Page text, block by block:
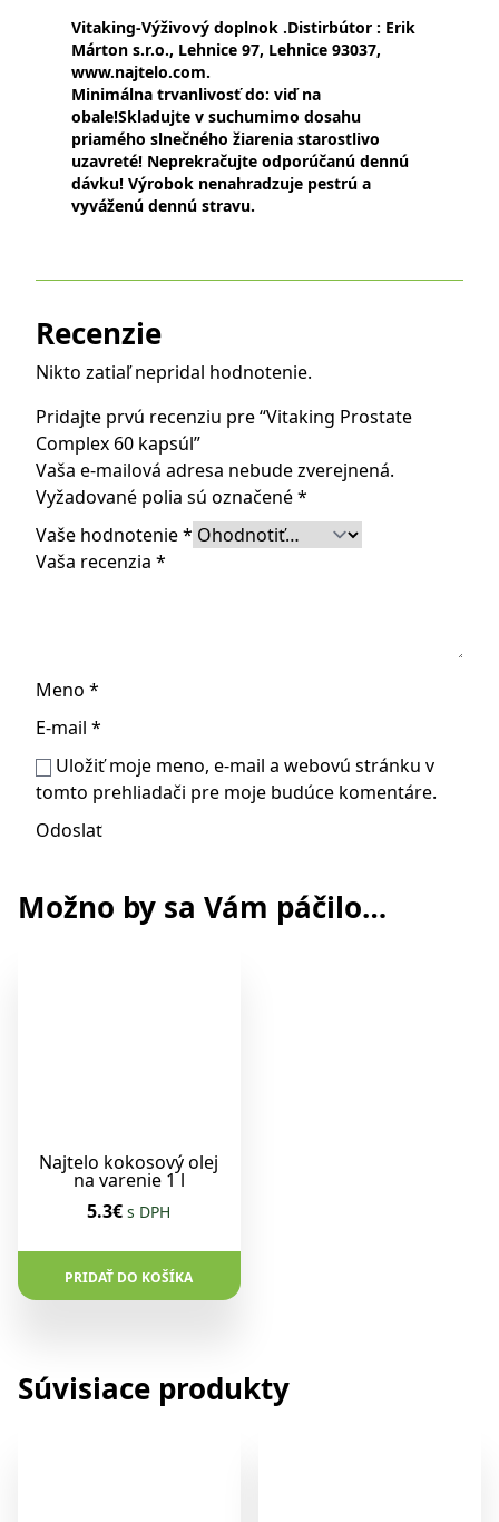
Vitaking-Výživový doplnok .Distirbútor : Erik
Márton s.r.o., Lehnice 97, Lehnice 93037,
www.najtelo.com.
Minimálna trvanlivosť do: viď na
obale!Skladujte v suchumimo dosahu
priamého slnečného žiarenia starostlivo
uzavreté! Neprekračujte odporúčanú dennú
dávku! Výrobok nenahradzuje pestrú a
vyváženú dennú stravu.
Recenzie
Nikto zatiaľ nepridal hodnotenie.
Pridajte prvú recenziu pre “Vitaking Prostate
Complex 60 kapsúl”
Vaša e-mailová adresa nebude zverejnená.
Vyžadované polia sú označené*
Vaše hodnotenie*
Vaša recenzia *
Meno *
E-mail *
Uložiť moje meno, e-mail a webovú stránku v
tomto prehliadači pre moje budúce komentáre.
Možno by sa Vám páčilo…
Najtelo kokosový olej
na varenie 1 l
5.3€ s DPH
PRIDAŤ DO KOŠÍKA
Súvisiace produkty